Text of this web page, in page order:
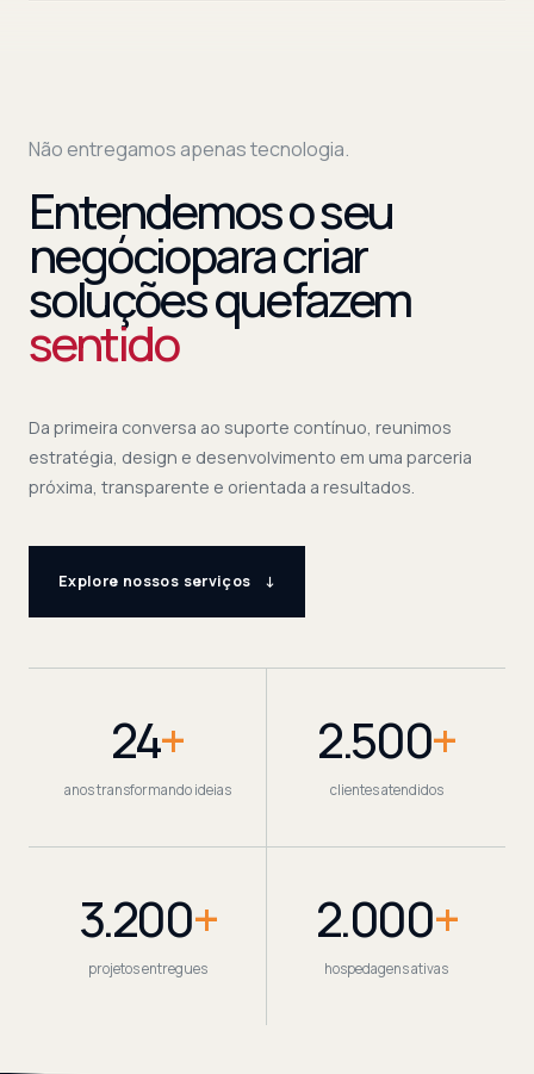
Não entregamos apenas tecnologia.
Entendemos o seu
negóciopara criar
soluções quefazem
sentido
Da primeira conversa ao suporte contínuo, reunimos
estratégia, design e desenvolvimento em uma parceria
próxima, transparente e orientada a resultados.
Explore nossos serviços ↓
24+
anos transformando ideias
2.500+
clientes atendidos
3.200+
projetos entregues
2.000+
hospedagens ativas